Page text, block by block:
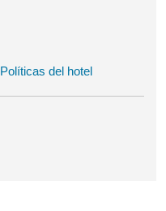
Políticas del hotel